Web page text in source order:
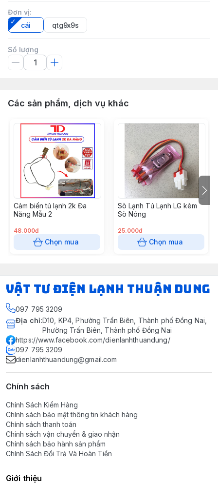
Đơn vị:
cái
qtg9x9s
Số lượng
Các sản phẩm, dịch vụ khác
Cảm biến tủ lạnh 2k Đa
Năng Mẫu 2
48.000đ
Chọn mua
Sò Lạnh Tủ Lạnh LG kèm
Sò Nóng
25.000đ
Chọn mua
VẬT TƯ ĐIỆN LẠNH THUẬN DUNG
097 795 3209
Địa chỉ:D10, KP4, Phường Trấn Biên, Thành phố Đồng Nai,
Phường Trấn Biên, Thành phố Đồng Nai
https://www.facebook.com/dienlanhthuandung/
097 795 3209
dienlanhthuandung@gmail.com
Chính sách
Chính Sách Kiểm Hàng
Chính sách bảo mật thông tin khách hàng
Chính sách thanh toán
Chính sách vận chuyển & giao nhận
Chính sách bảo hành sản phẩm
Chính Sách Đổi Trả Và Hoàn Tiền
Giới thiệu